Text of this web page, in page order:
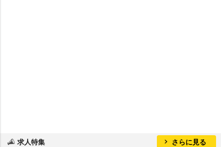
求人特集 さらに見る